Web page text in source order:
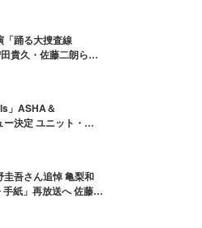
「踊る大捜査線
貴久・佐藤二朗ら新
ド”も
」ASHA＆
決定 ユニット・
圭吾さん追悼 亀梨和
紙」再放送へ 佐藤隆